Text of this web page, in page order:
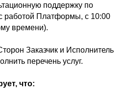
поддержку по
работой Платформы, с 10:00
времени).
Заказчик и Исполнитель
перечень услуг.
что: